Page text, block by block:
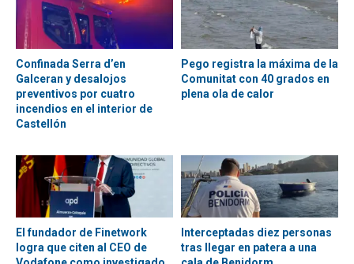
Confinada Serra d’en
Galceran y desalojos
preventivos por cuatro
incendios en el interior de
Castellón
Pego registra la máxima de la
Comunitat con 40 grados en
plena ola de calor
El fundador de Finetwork
logra que citen al CEO de
Interceptadas diez personas
tras llegar en patera a una